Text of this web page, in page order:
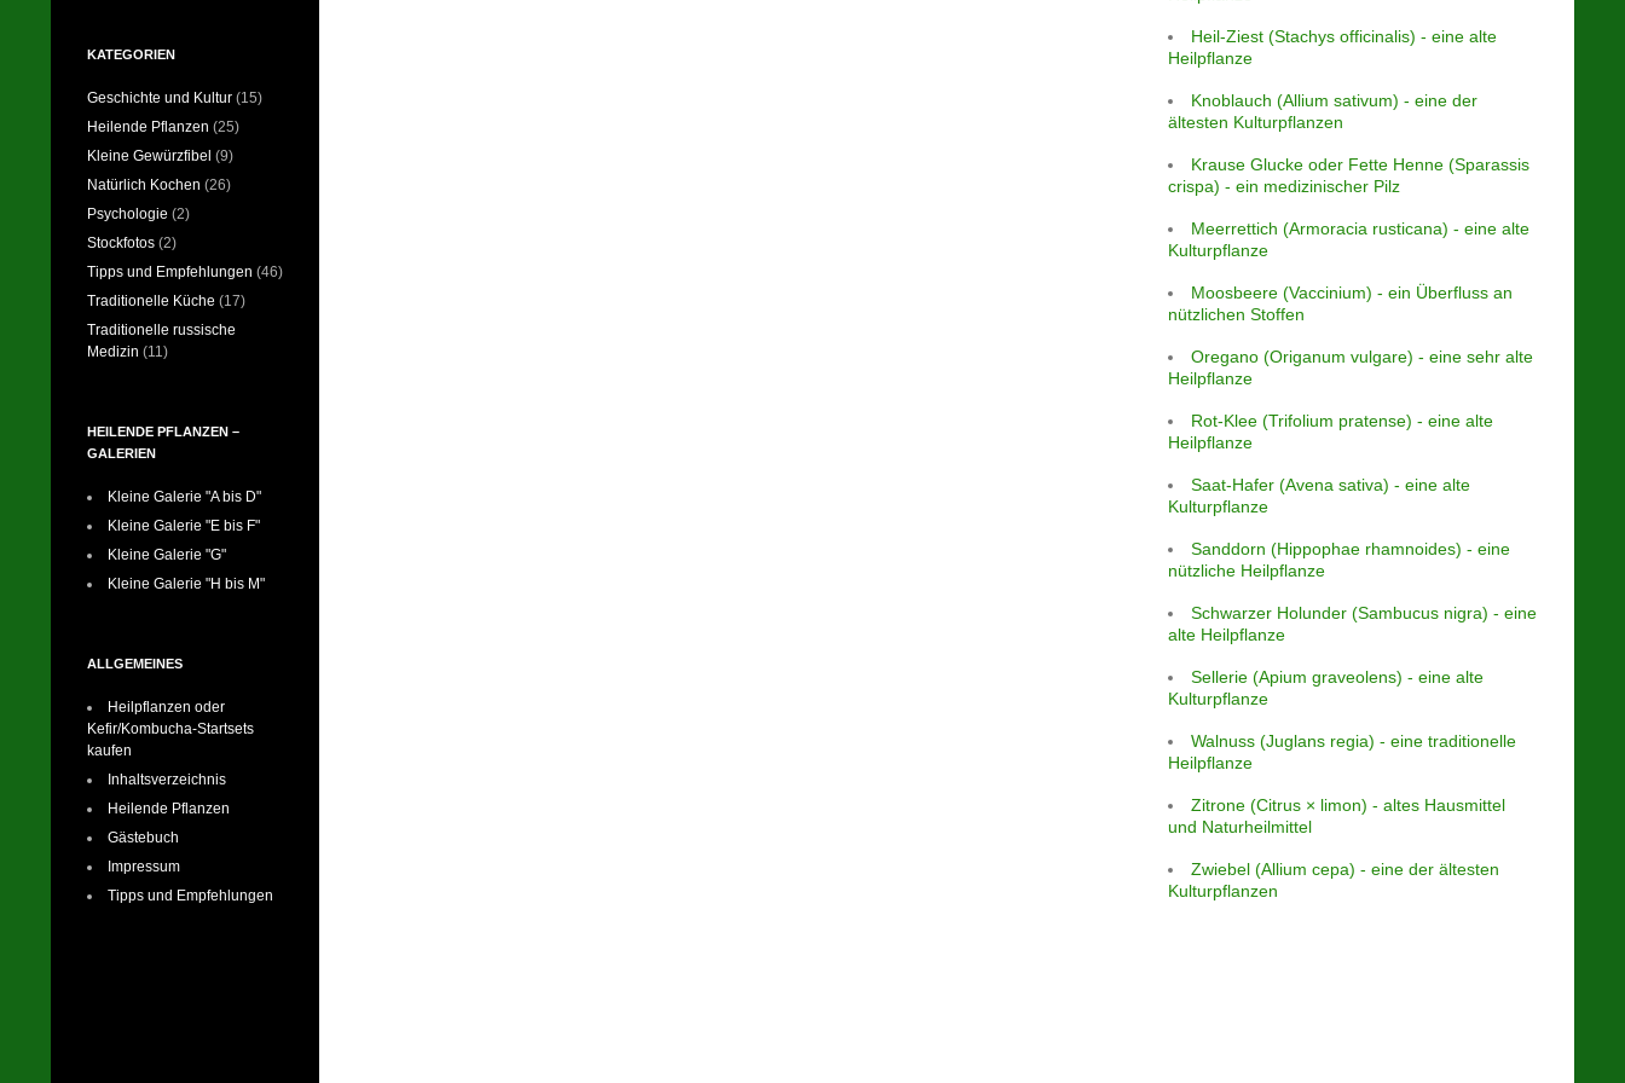
Heil-Ziest (Stachys officinalis) - eine alte
Heilpflanze
Knoblauch (Allium sativum) - eine der
ältesten Kulturpflanzen
Krause Glucke oder Fette Henne (Sparassis
crispa) - ein medizinischer Pilz
Meerrettich (Armoracia rusticana) - eine alte
Kulturpflanze
Moosbeere (Vaccinium) - ein Überfluss an
nützlichen Stoffen
Oregano (Origanum vulgare) - eine sehr alte
Heilpflanze
Rot-Klee (Trifolium pratense) - eine alte
Heilpflanze
Saat-Hafer (Avena sativa) - eine alte
Kulturpflanze
Sanddorn (Hippophae rhamnoides) - eine
nützliche Heilpflanze
Schwarzer Holunder (Sambucus nigra) - eine
alte Heilpflanze
Sellerie (Apium graveolens) - eine alte
Kulturpflanze
Walnuss (Juglans regia) - eine traditionelle
Heilpflanze
Zitrone (Citrus × limon) - altes Hausmittel
und Naturheilmittel
Zwiebel (Allium cepa) - eine der ältesten
Kulturpflanzen
KATEGORIEN
Geschichte und Kultur (15)
Heilende Pflanzen (25)
Kleine Gewürzfibel (9)
Natürlich Kochen (26)
Psychologie (2)
Stockfotos (2)
Tipps und Empfehlungen (46)
Traditionelle Küche (17)
Traditionelle russische
Medizin (11)
HEILENDE PFLANZEN –
GALERIEN
Kleine Galerie "A bis D"
Kleine Galerie "E bis F"
Kleine Galerie "G"
Kleine Galerie "H bis M"
ALLGEMEINES
Heilpflanzen oder
Kefir/Kombucha-Startsets
kaufen
Inhaltsverzeichnis
Heilende Pflanzen
Gästebuch
Impressum
Tipps und Empfehlungen